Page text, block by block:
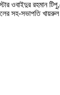
ওবাইদুর রহমান
সহ-সভাপতি